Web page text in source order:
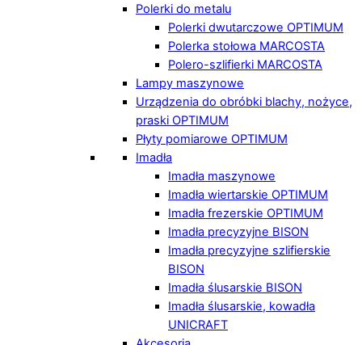
Polerki do metalu
Polerki dwutarczowe OPTIMUM
Polerka stołowa MARCOSTA
Polero-szlifierki MARCOSTA
Lampy maszynowe
Urządzenia do obróbki blachy, nożyce,
praski OPTIMUM
Płyty pomiarowe OPTIMUM
Imadła
Imadła maszynowe
Imadła wiertarskie OPTIMUM
Imadła frezerskie OPTIMUM
Imadła precyzyjne BISON
Imadła precyzyjne szlifierskie
BISON
Imadła ślusarskie BISON
Imadła ślusarskie, kowadła
UNICRAFT